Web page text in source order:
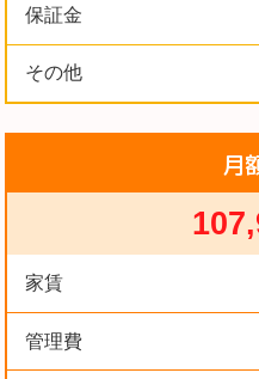
保証金
その他
月
家賃
管理費